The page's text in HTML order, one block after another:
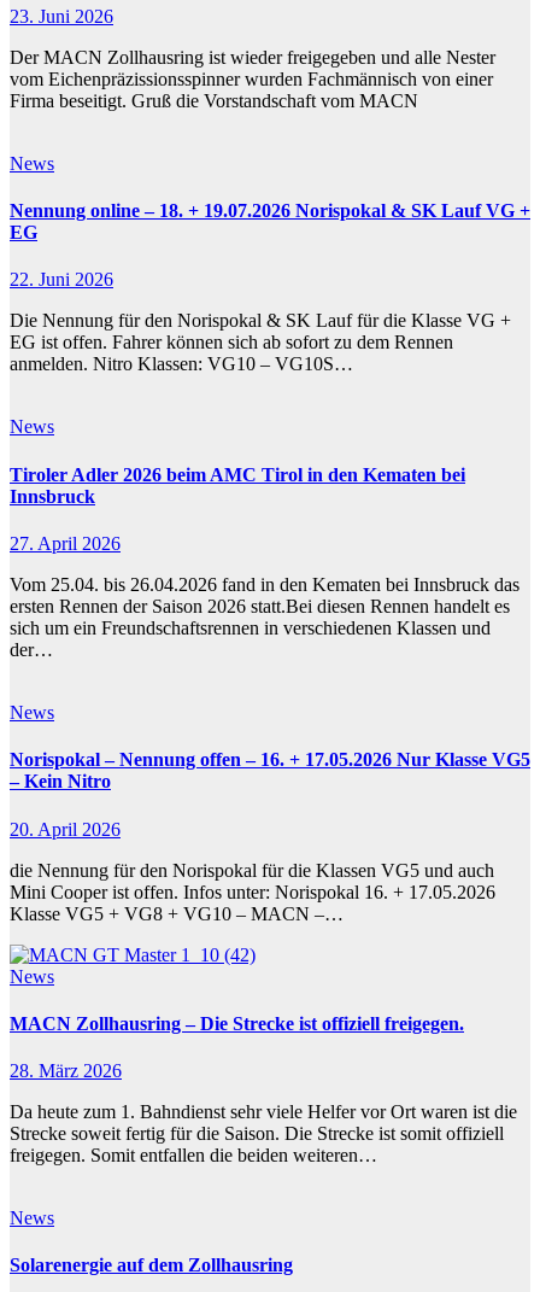
23. Juni 2026
Der MACN Zollhausring ist wieder freigegeben und alle Nester
vom Eichenpräzissionsspinner wurden Fachmännisch von einer
Firma beseitigt. Gruß die Vorstandschaft vom MACN
News
Nennung online – 18. + 19.07.2026 Norispokal & SK Lauf VG +
EG
22. Juni 2026
Die Nennung für den Norispokal & SK Lauf für die Klasse VG +
EG ist offen. Fahrer können sich ab sofort zu dem Rennen
anmelden. Nitro Klassen: VG10 – VG10S…
News
Tiroler Adler 2026 beim AMC Tirol in den Kematen bei
Innsbruck
27. April 2026
Vom 25.04. bis 26.04.2026 fand in den Kematen bei Innsbruck das
ersten Rennen der Saison 2026 statt.Bei diesen Rennen handelt es
sich um ein Freundschaftsrennen in verschiedenen Klassen und
der…
News
Norispokal – Nennung offen – 16. + 17.05.2026 Nur Klasse VG5
– Kein Nitro
20. April 2026
die Nennung für den Norispokal für die Klassen VG5 und auch
Mini Cooper ist offen. Infos unter: Norispokal 16. + 17.05.2026
Klasse VG5 + VG8 + VG10 – MACN –…
News
MACN Zollhausring – Die Strecke ist offiziell freigegen.
28. März 2026
Da heute zum 1. Bahndienst sehr viele Helfer vor Ort waren ist die
Strecke soweit fertig für die Saison. Die Strecke ist somit offiziell
freigegen. Somit entfallen die beiden weiteren…
News
Solarenergie auf dem Zollhausring